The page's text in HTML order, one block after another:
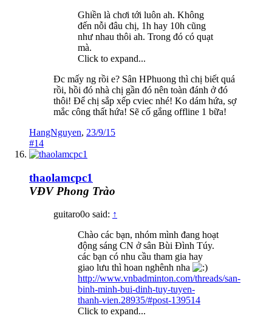
Ghiền là chơi tới luôn ah. Không
đến nỗi đâu chị, 1h hay 10h cũng
như nhau thôi ah. Trong đó có quạt
mà.
Click to expand...
Đc mấy ng rồi e? Sân HPhuong thì chị biết quá
rồi, hồi đó nhà chị gần đó nên toàn đánh ở đó
thôi! Để chị sắp xếp cviec nhé! Ko dám hứa, sợ
mắc công thất hứa! Sẽ cố gắng offline 1 bữa!
HangNguyen, 23/9/15
#14
thaolamcpc1
VĐV Phong Trào
guitaro0o said: ↑
Chào các bạn, nhóm mình đang hoạt
động sáng CN ở sân Bùi Đình Túy.
các bạn có nhu cầu tham gia hay
giao lưu thì hoan nghênh nha
http://www.vnbadminton.com/threads/san-
binh-minh-bui-dinh-tuy-tuyen-
thanh-vien.28935/#post-139514
Click to expand...